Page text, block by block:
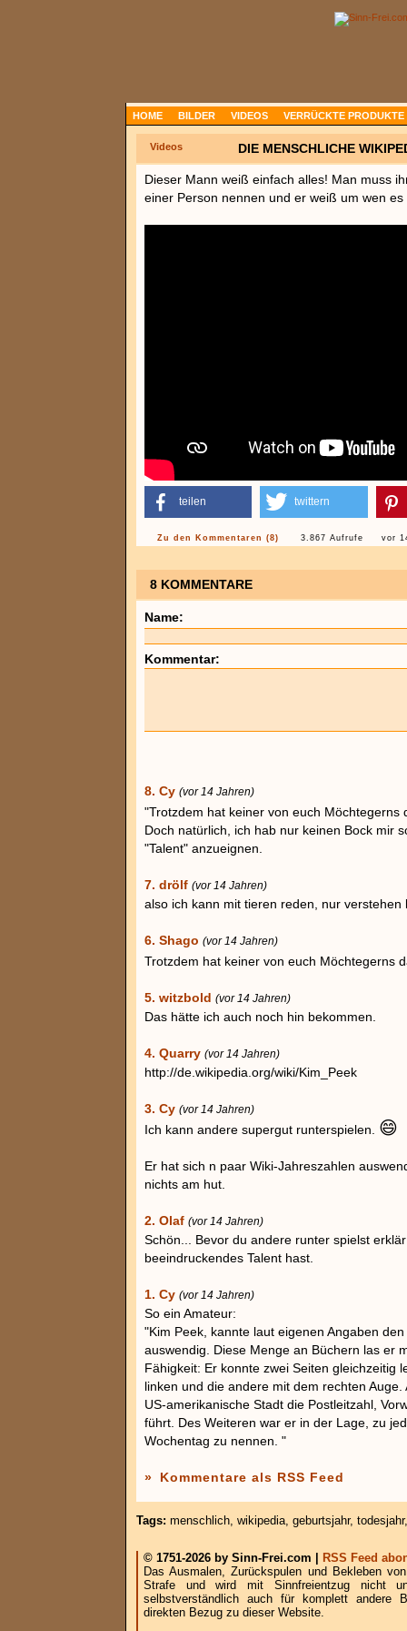
HOME BILDER VIDEOS VERRÜCKTE PRODUKTE
Videos DIE MENSCHLICHE
Dieser Mann weiß einfach alles! Man muss
einer Person nennen und er weiß um wen es
teilen twittern
Zu den Kommentaren (8) 3.867 Aufrufe vor
8 KOMMENTARE
Name:
Kommentar:
8. Cy (vor 14 Jahren)
"Trotzdem hat keiner von euch
Doch natürlich, ich hab nur keinen Bock mir
"Talent" anzueignen.
7. drölf (vor 14 Jahren)
also ich kann mit tieren reden, nur verstehen
6. Shago (vor 14 Jahren)
Trotzdem hat keiner von euch Möchtegerns
5. witzbold (vor 14 Jahren)
Das hätte ich auch noch hin bekommen.
4. Quarry (vor 14 Jahren)
http://de.wikipedia.org/wiki/Kim_Peek
3. Cy (vor 14 Jahren)
Ich kann andere supergut runterspielen. 😄
Er hat sich n paar Wiki-Jahreszahlen
nichts am hut.
2. Olaf (vor 14 Jahren)
Schön... Bevor du andere runter spielst
beeindruckendes Talent hast.
1. Cy (vor 14 Jahren)
So ein Amateur:
"Kim Peek, kannte laut eigenen Angaben
auswendig. Diese Menge an Büchern las er
Fähigkeit: Er konnte zwei Seiten gleichzeitig
linken und die andere mit dem rechten
US-amerikanische Stadt die Postleitzahl,
führt. Des Weiteren war er in der Lage, zu
Wochentag zu nennen. "
» Kommentare als RSS Feed
Tags: menschlich, wikipedia, geburtsjahr, todesjahr
© 1751-2026 by Sinn-Frei.com |
RSS Feed
Das Ausmalen, Zurückspulen und Bekleben
Strafe und wird mit Sinnfreientzug nicht
selbstverständlich auch für komplett andere
direkten Bezug zu dieser Website.